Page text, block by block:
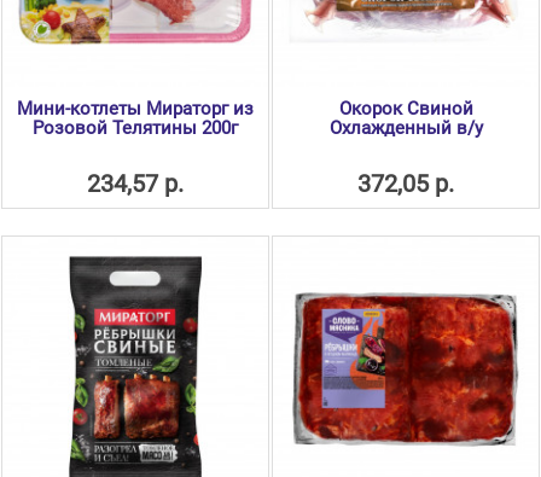
Мини-котлеты Мираторг из
Розовой Телятины 200г
234,57 р.
Окорок Свиной
Охлажденный в/у
372,05 р.